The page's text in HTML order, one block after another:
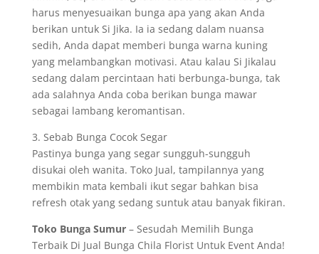
harus menyesuaikan bunga apa yang akan Anda
berikan untuk Si Jika. Ia ia sedang dalam nuansa
sedih, Anda dapat memberi bunga warna kuning
yang melambangkan motivasi. Atau kalau Si Jikalau
sedang dalam percintaan hati berbunga-bunga, tak
ada salahnya Anda coba berikan bunga mawar
sebagai lambang keromantisan.
3. Sebab Bunga Cocok Segar
Pastinya bunga yang segar sungguh-sungguh
disukai oleh wanita. Toko Jual, tampilannya yang
membikin mata kembali ikut segar bahkan bisa
refresh otak yang sedang suntuk atau banyak fikiran.
Toko Bunga Sumur– Sesudah Memilih Bunga
Terbaik Di Jual Bunga Chila Florist Untuk Event Anda!